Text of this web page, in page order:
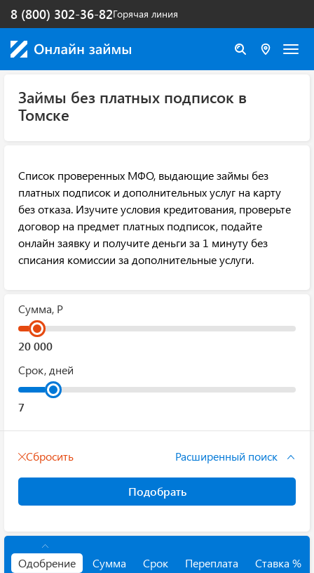
Горячая линия
8 (800) 302-36-82
Займы без платных подписок в
Томске
Список проверенных МФО, выдающие займы без
платных подписок и дополнительных услуг на карту
без отказа. Изучите условия кредитования, проверьте
договор на предмет платных подписок, подайте
онлайн заявку и получите деньги за 1 минуту без
списания комиссии за дополнительные услуги.
Сумма, Р
Срок, дней
Сбросить Расширенный поиск
Подобрать
Одобрение Сумма Срок Переплата Ставка %